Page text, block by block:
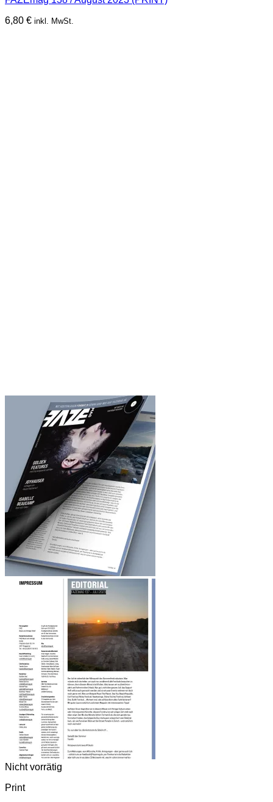
6,80 € inkl. MwSt.
Nicht vorrätig
Print